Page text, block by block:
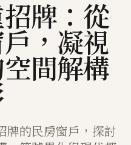
牌：從
，凝視
間解構
牌的民房窗戶，探討